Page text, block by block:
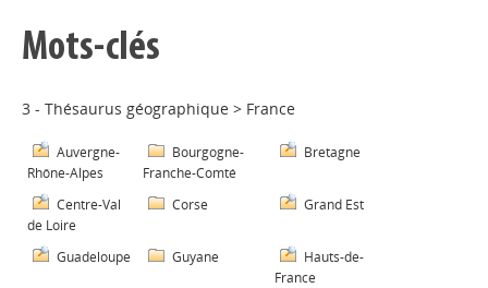
Mots-clés
3 - Thésaurus géographique > France
Auvergne-
Rhône-Alpes
Bourgogne-
Franche-Comté
Bretagne
Centre-Val
de Loire
Corse Grand Est
Guadeloupe Guyane
Hauts-de-
France